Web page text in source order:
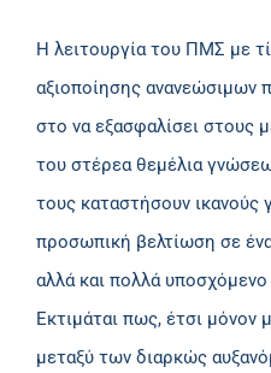
Η λειτουργία του ΠΜΣ με
αξιοποίησης ανανεώσιμων
στο να εξασφαλίσει στους
του στέρεα θεμέλια
τους καταστήσουν ικανούς
προσωπική βελτίωση σε
αλλά και πολλά
Εκτιμάται πως, έτσι μόνον
μεταξύ των διαρκώς